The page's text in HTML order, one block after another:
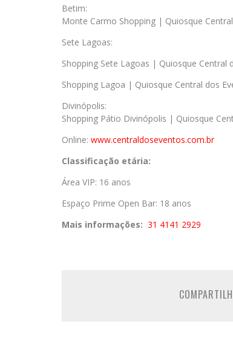
Betim:
Monte Carmo Shopping | Quiosque
Sete Lagoas:
Shopping Sete Lagoas | Quiosque Central
Shopping Lagoa | Quiosque Central dos
Divinópolis:
Shopping Pátio Divinópolis | Quiosque
Online: www.centraldoseventos.com.br
Classificação etária:
Área VIP: 16 anos
Espaço Prime Open Bar: 18 anos
Mais informações: 31 4141 2929